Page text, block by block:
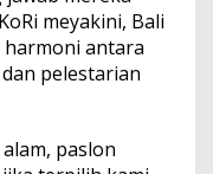
meyakini, Bali
antara
pelestarian
paslon